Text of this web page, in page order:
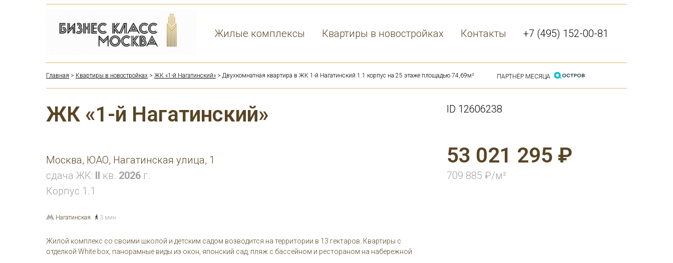
Жилые комплексы Квартиры в новостройках Контакты +7 (495) 152-00-81
Главная > Квартиры в новостройках > ЖК «1-й Нагатинский» > Двухкомнатная квартира в ЖК 1-й Нагатинский 1.1 корпус на 25 этаже площадью 74,69м² ПАРТНЁР МЕСЯЦА
ЖК «1-й Нагатинский»
Москва, ЮАО, Нагатинская улица, 1
сдача ЖК: II кв. 2026 г.
Корпус 1.1
Нагатинская 3 мин
Жилой комплекс со своими школой и детским садом возводится на территории в 13 гектаров. Квартиры с
отделкой White box, панорамные виды из окон, японский сад, пляж с бассейном и рестораном на набережной.
ID 12606238
53 021 295 ₽
709 885 ₽/м²